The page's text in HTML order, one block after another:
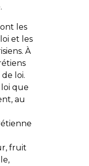
les
et les
À
loi.
loi que
au
fruit